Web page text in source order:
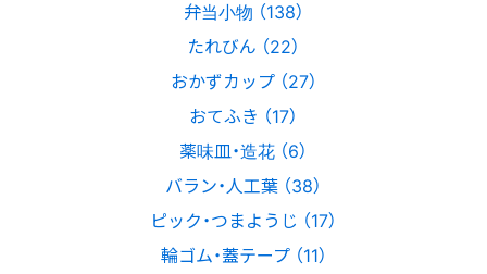
弁当小物 （138）
たれびん （22）
おかずカップ （27）
おてふき （17）
薬味皿・造花 （6）
バラン・人工葉 （38）
ピック・つまようじ （17）
輪ゴム・蓋テープ （11）